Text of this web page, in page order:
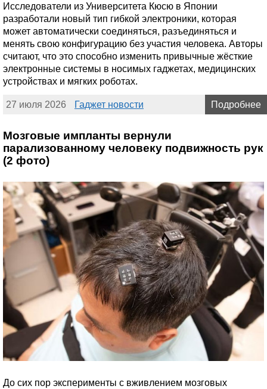
Исследователи из Университета Кюсю в Японии
разработали новый тип гибкой электроники, которая
может автоматически соединяться, разъединяться и
менять свою конфигурацию без участия человека. Авторы
считают, что это способно изменить привычные жёсткие
электронные системы в носимых гаджетах, медицинских
устройствах и мягких роботах.
27 июля 2026 Гаджет новости Подробнее
Мозговые импланты вернули
парализованному человеку подвижность рук
(2 фото)
До сих пор эксперименты с вживлением мозговых